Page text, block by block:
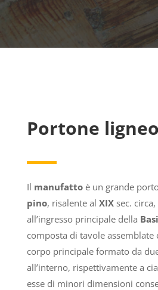
Portone ligneo
Il manufattoè un grande
pino, risalente al XIXsec.
all’ingresso principale della
composta di tavole assemblate
corpo principale formato da
all’interno, rispettivamente a
esse di minori dimensioni